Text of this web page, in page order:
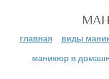
главная виды
маникюр в